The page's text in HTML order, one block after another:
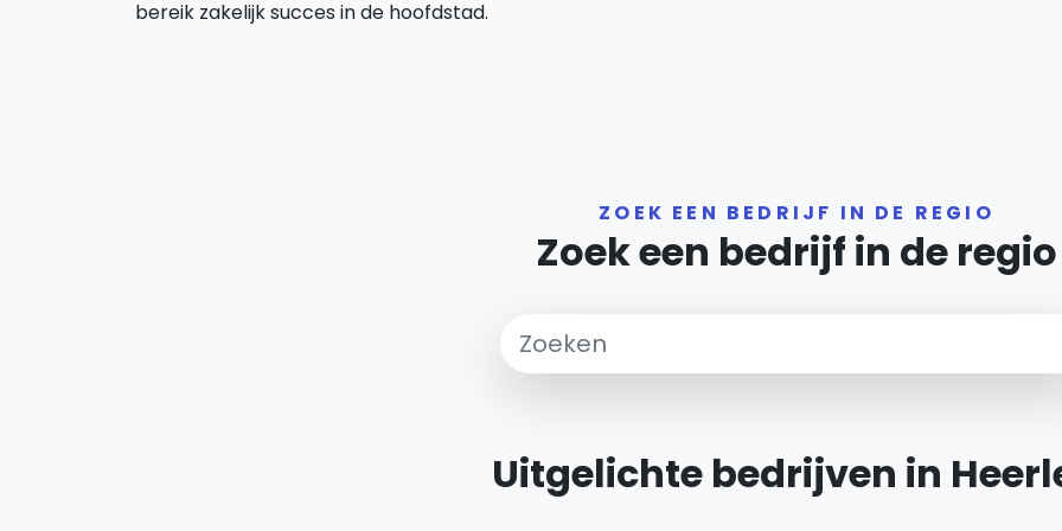
bereik zakelijk succes in de hoofdstad.
ZOEK EEN BEDRIJF IN DE REGIO
Zoek een bedrijf in de regio
Uitgelichte bedrijven in